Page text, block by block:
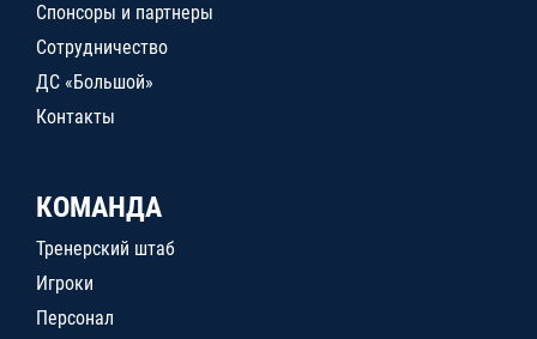
Спонсоры и партнеры
Сотрудничество
ДС «Большой»
Контакты
КОМАНДА
Тренерский штаб
Игроки
Персонал